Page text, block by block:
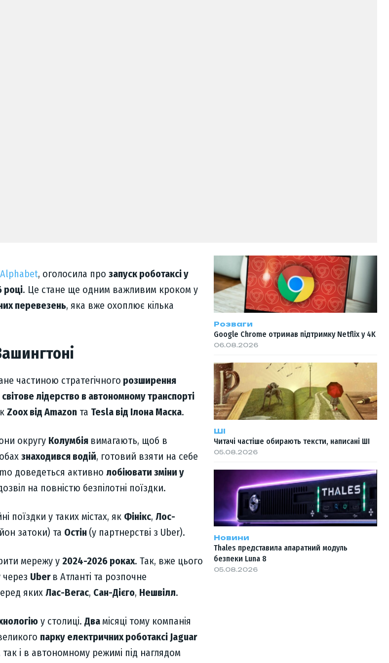
Alphabet, оголосила прозапуск роботаксі у
році. Це стане ще одним важливим кроком у
перевезень, яка вже охоплює кілька
частиною стратегічного розширення
світове лідерство в автономному транспорті
Zoox від Amazon та Tesla від Ілона Маска.
округу Колумбія вимагають, щоб в
знаходився водій, готовий взяти на себе
доведеться активнолобіювати зміни у
на повністю безпілотні поїздки.
поїздки у таких містах, як Фінікс,Лос-
затоки) та Остін (у партнерстві з Uber).
мережу у2024-2026 роках. Так, вже цього
через Uber в Атланті та розпочне
якихЛас-Вегас, Сан-Дієго, Нешвілл.
у столиці.Два місяці тому компанія
парку електричних роботаксі Jaguar
так і в автономному режимі під наглядом
Розваги
Google Chrome отримав підтримку Netflix у 4K
06.08.2026
ШІ
Читачі частіше обирають тексти, написані ШІ
05.08.2026
Новини
Thales представила апаратний модуль
безпеки Luna 8
05.08.2026